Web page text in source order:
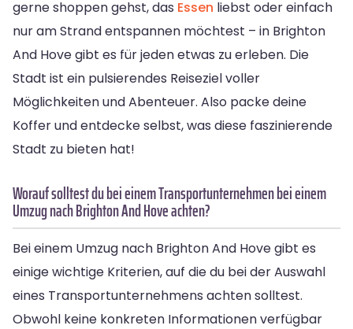
gerne shoppen gehst, das Essen liebst oder einfach
nur am Strand entspannen möchtest – in Brighton
And Hove gibt es für jeden etwas zu erleben. Die
Stadt ist ein pulsierendes Reiseziel voller
Möglichkeiten und Abenteuer. Also packe deine
Koffer und entdecke selbst, was diese faszinierende
Stadt zu bieten hat!
Worauf solltest du bei einem Transportunternehmen bei einem
Umzug nach Brighton And Hove achten?
Bei einem Umzug nach Brighton And Hove gibt es
einige wichtige Kriterien, auf die du bei der Auswahl
eines Transportunternehmens achten solltest.
Obwohl keine konkreten Informationen verfügbar